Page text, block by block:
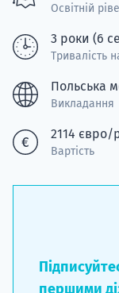
Освітній
3 роки (6
Тривалість
Польська
Викладання
2114 євро/
Вартість
першими